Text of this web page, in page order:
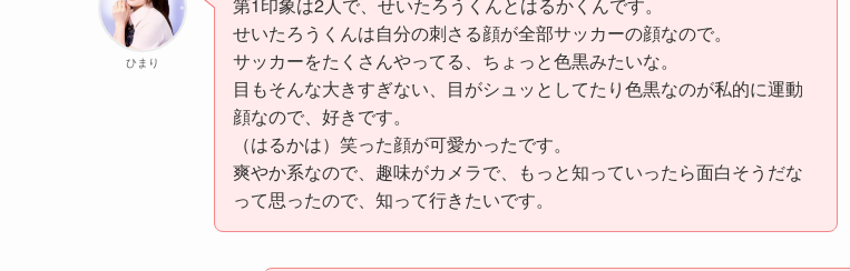
ひまり
せいたろうくんは自分の刺さる顔が全部サッカーの顔なので。
サッカーをたくさんやってる、ちょっと色黒みたいな。
目もそんな大きすぎない、目がシュッとしてたり色黒なのが私的に運動
顔なので、好きです。
（はるかは）笑った顔が可愛かったです。
爽やか系なので、趣味がカメラで、もっと知っていったら面白そうだな
って思ったので、知って行きたいです。